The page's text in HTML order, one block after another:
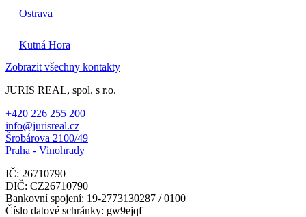
Ostrava
Kutná Hora
Zobrazit všechny kontakty
JURIS REAL, spol. s r.o.
+420 226 255 200
info@jurisreal.cz
Šrobárova 2100/49
Praha - Vinohrady
IČ: 26710790
DIČ: CZ26710790
Bankovní spojení: 19-2773130287 / 0100
Číslo datové schránky: gw9ejqf